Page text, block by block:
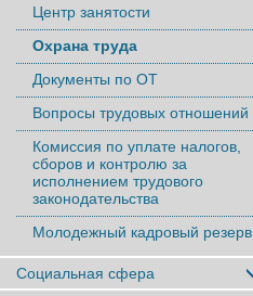
Центр занятости
Охрана труда
Документы по ОТ
Вопросы трудовых отношений
Комиссия по уплате налогов,
сборов и контролю за
исполнением трудового
законодательства
Молодежный кадровый резерв
Социальная сфера